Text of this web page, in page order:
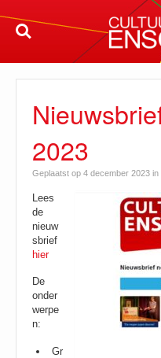
2023
Geplaatst op 4 december 2023 in
Lees
de
nieuw
sbrief
hier
De
onder
werpe
n:
Gr